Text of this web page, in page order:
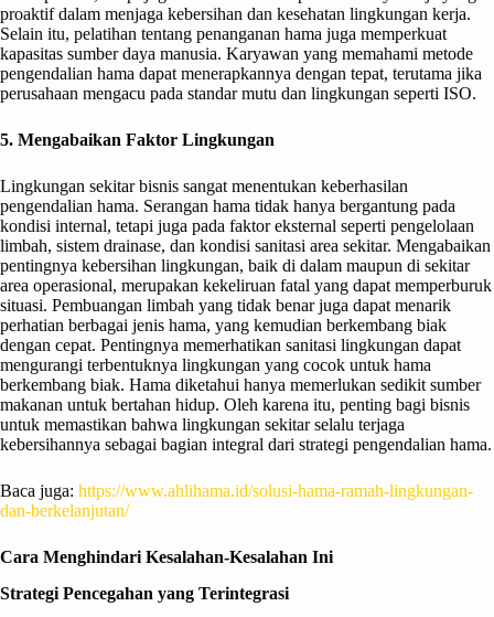
proaktif dalam menjaga kebersihan dan kesehatan lingkungan kerja.
Selain itu, pelatihan tentang penanganan hama juga memperkuat
kapasitas sumber daya manusia. Karyawan yang memahami metode
pengendalian hama dapat menerapkannya dengan tepat, terutama jika
perusahaan mengacu pada standar mutu dan lingkungan seperti ISO.
5. Mengabaikan Faktor Lingkungan
Lingkungan sekitar bisnis sangat menentukan keberhasilan
pengendalian hama. Serangan hama tidak hanya bergantung pada
kondisi internal, tetapi juga pada faktor eksternal seperti pengelolaan
limbah, sistem drainase, dan kondisi sanitasi area sekitar. Mengabaikan
pentingnya kebersihan lingkungan, baik di dalam maupun di sekitar
area operasional, merupakan kekeliruan fatal yang dapat memperburuk
situasi. Pembuangan limbah yang tidak benar juga dapat menarik
perhatian berbagai jenis hama, yang kemudian berkembang biak
dengan cepat. Pentingnya memerhatikan sanitasi lingkungan dapat
mengurangi terbentuknya lingkungan yang cocok untuk hama
berkembang biak. Hama diketahui hanya memerlukan sedikit sumber
makanan untuk bertahan hidup. Oleh karena itu, penting bagi bisnis
untuk memastikan bahwa lingkungan sekitar selalu terjaga
kebersihannya sebagai bagian integral dari strategi pengendalian hama.
Baca juga: https://www.ahlihama.id/solusi-hama-ramah-lingkungan-
dan-berkelanjutan/
Cara Menghindari Kesalahan-Kesalahan Ini
Strategi Pencegahan yang Terintegrasi